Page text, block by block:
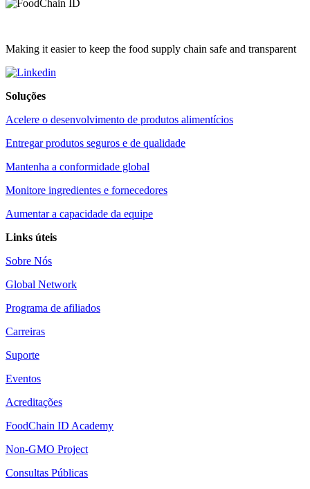
Making it easier to keep the food supply chain safe and transparent
Soluções
Acelere o desenvolvimento de produtos alimentícios
Entregar produtos seguros e de qualidade
Mantenha a conformidade global
Monitore ingredientes e fornecedores
Aumentar a capacidade da equipe
Links úteis
Sobre Nós
Global Network
Programa de afiliados
Carreiras
Suporte
Eventos
Acreditações
FoodChain ID Academy
Non-GMO Project
Consultas Públicas